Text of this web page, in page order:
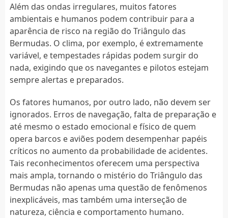
Além das ondas irregulares, muitos fatores
ambientais e humanos podem contribuir para a
aparência de risco na região do Triângulo das
Bermudas. O clima, por exemplo, é extremamente
variável, e tempestades rápidas podem surgir do
nada, exigindo que os navegantes e pilotos estejam
sempre alertas e preparados.
Os fatores humanos, por outro lado, não devem ser
ignorados. Erros de navegação, falta de preparação e
até mesmo o estado emocional e físico de quem
opera barcos e aviões podem desempenhar papéis
críticos no aumento da probabilidade de acidentes.
Tais reconhecimentos oferecem uma perspectiva
mais ampla, tornando o mistério do Triângulo das
Bermudas não apenas uma questão de fenômenos
inexplicáveis, mas também uma interseção de
natureza, ciência e comportamento humano.